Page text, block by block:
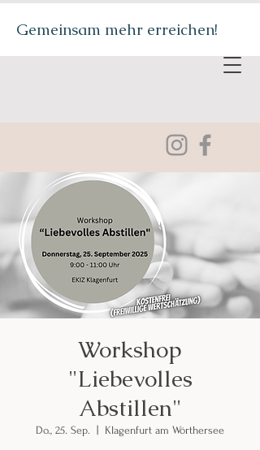
Gemeinsam mehr erreichen!
Workshop
"Liebevolles
Abstillen"
Do., 25. Sep. Klagenfurt am Wörthersee